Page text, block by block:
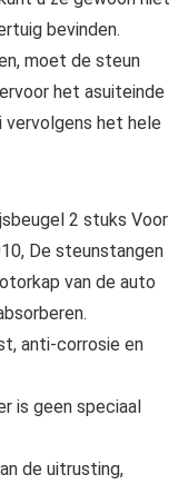
bevinden.
moet de steun
het asuiteinde
vervolgens het hele
2 stuks Voor
De steunstangen
van de auto
anti-corrosie en
is geen speciaal
de uitrusting,